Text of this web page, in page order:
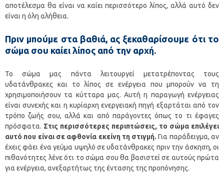
αποτέλεσμα θα είναι να καίει περισσότερο λίπος, αλλά αυτό δεν
είναι η όλη αλήθεια.
Πριν μπούμε στα βαθιά, ας ξεκαθαρίσουμε ότι το
σώμα σου καίει λίπος από την αρχή.
Το σώμα μας πάντα λειτουργεί μετατρέποντας τους
υδατάνθρακες και το λίπος σε ενέργεια που μπορούν να τη
χρησιμοποιήσουν τα κύτταρα μας. Αυτή η παραγωγή ενέργειας
είναι συνεχής και η κυρίαρχη ενεργειακή πηγή εξαρτάται από τον
τρόπο ζωής σου, αλλά και από παράγοντες όπως το τι έφαγες
πρόσφατα. Στις περισσότερες περιπτώσεις, το σώμα επιλέγει
αυτό που είναι σε αφθονία εκείνη τη στιγμή. Για παράδειγμα, αν
έχεις φάει ένα γεύμα υψηλό σε υδατάνθρακες πριν την άσκηση, οι
πιθανότητες λένε ότι το σώμα σου θα βασιστεί σε αυτούς πρώτα
για ενέργεια, ανεξαρτήτως της έντασης της προπόνησης.